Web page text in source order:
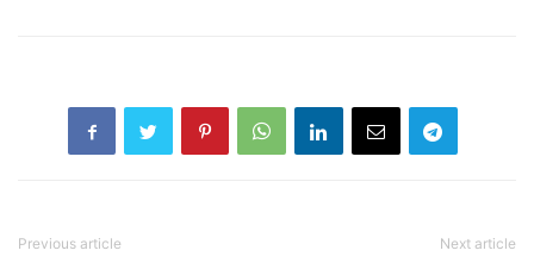
Previous article Next article